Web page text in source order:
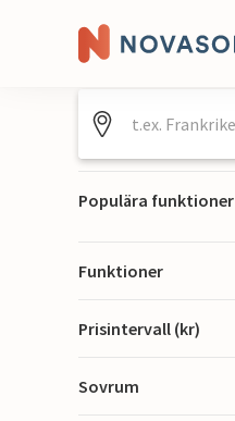
Populära funktioner
Funktioner
Prisintervall (kr)
Sovrum